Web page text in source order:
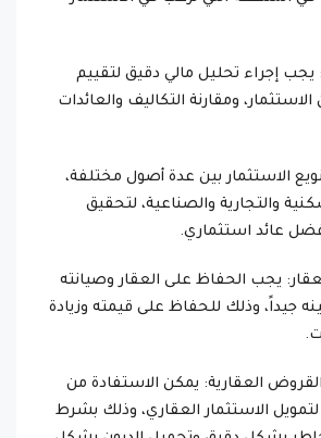
يجب إجراء تحليل مالي دقيق لتقييم
ومقارنة التكاليف والعائدات
الاستثمار بين عدة أصول مختلفة،
والتجارية والصناعية، لتحقيق
عائد استثماري.
يجب الحفاظ على العقار وصيانته
جيداً، وذلك للحفاظ على قيمته وزيادة
العقارية: يمكن الاستفادة من
الاستثمار العقاري، وذلك بشرط